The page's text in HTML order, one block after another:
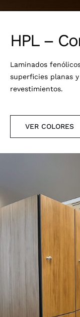
HPL –
Laminados
superficies planas
revestimientos.
VER COLORES